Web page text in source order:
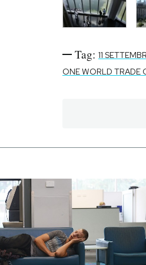
Tag: 11
ONE WORLD TRADE